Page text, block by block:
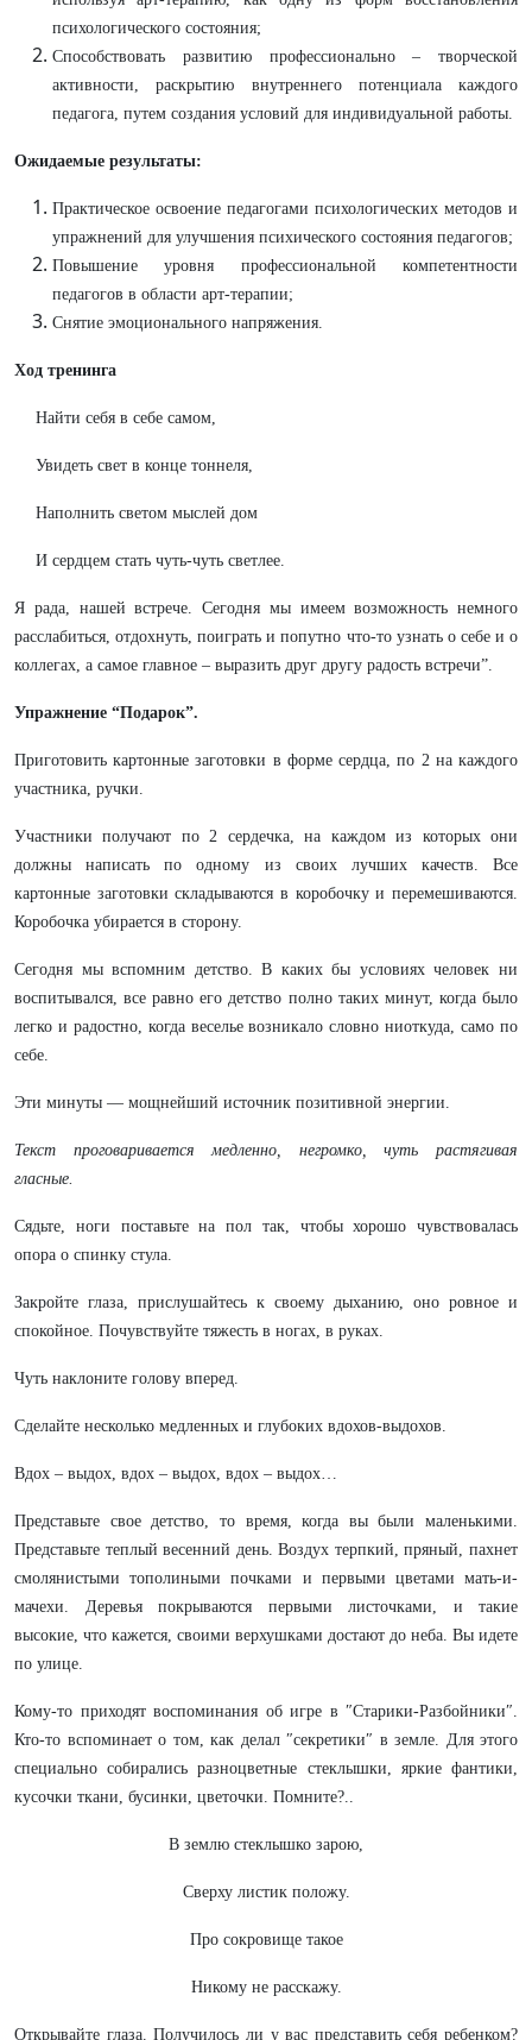
психологического состояния;
Способствовать развитию профессионально – творческой
активности, раскрытию внутреннего потенциала каждого
педагога, путем создания условий для индивидуальной работы.
Ожидаемые результаты:
Практическое освоение педагогами психологических методов и
упражнений для улучшения психического состояния педагогов;
Повышение уровня профессиональной компетентности
педагогов в области арт-терапии;
Снятие эмоционального напряжения.
Ход тренинга
Найти себя в себе самом,
Увидеть свет в конце тоннеля,
Наполнить светом мыслей дом
И сердцем стать чуть-чуть светлее.
Я рада, нашей встрече. Сегодня мы имеем возможность немного
расслабиться, отдохнуть, поиграть и попутно что-то узнать о себе и о
коллегах, а самое главное – выразить друг другу радость встречи”.
Упражнение “Подарок”.
Приготовить картонные заготовки в форме сердца, по 2 на каждого
участника, ручки.
Участники получают по 2 сердечка, на каждом из которых они
должны написать по одному из своих лучших качеств. Все
картонные заготовки складываются в коробочку и перемешиваются.
Коробочка убирается в сторону.
Сегодня мы вспомним детство. В каких бы условиях человек ни
воспитывался, все равно его детство полно таких минут, когда было
легко и радостно, когда веселье возникало словно ниоткуда, само по
себе.
Эти минуты — мощнейший источник позитивной энергии.
Текст проговаривается медленно, негромко, чуть растягивая
гласные.
Сядьте, ноги поставьте на пол так, чтобы хорошо чувствовалась
опора о спинку стула.
Закройте глаза, прислушайтесь к своему дыханию, оно ровное и
спокойное. Почувствуйте тяжесть в ногах, в руках.
Чуть наклоните голову вперед.
Сделайте несколько медленных и глубоких вдохов-выдохов.
Вдох – выдох, вдох – выдох, вдох – выдох…
Представьте свое детство, то время, когда вы были маленькими.
Представьте теплый весенний день. Воздух терпкий, пряный, пахнет
смолянистыми тополиными почками и первыми цветами мать-и-
мачехи. Деревья покрываются первыми листочками, и такие
высокие, что кажется, своими верхушками достают до неба. Вы идете
по улице.
Кому-то приходят воспоминания об игре в ″Старики-Разбойники″.
Кто-то вспоминает о том, как делал ″секретики″ в земле. Для этого
специально собирались разноцветные стеклышки, яркие фантики,
кусочки ткани, бусинки, цветочки. Помните?..
В землю стеклышко зарою,
Сверху листик положу.
Про сокровище такое
Никому не расскажу.
Открывайте глаза. Получилось ли у вас представить себя ребенком?